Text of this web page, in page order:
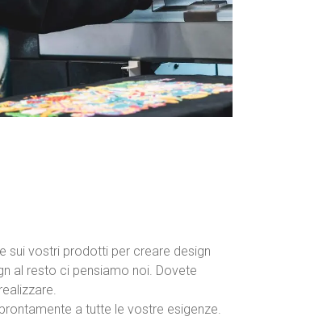
sui vostri prodotti per creare design
al resto ci pensiamo noi. Dovete
a tutte le vostre esigenze.